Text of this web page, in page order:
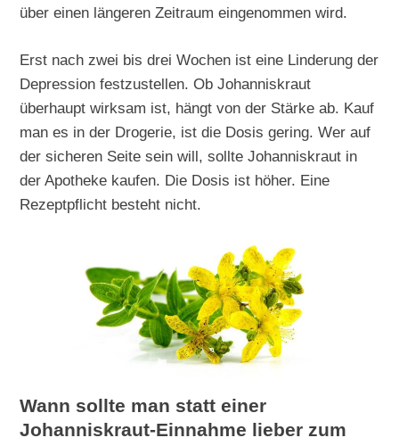
über einen längeren Zeitraum eingenommen wird.
Erst nach zwei bis drei Wochen ist eine Linderung der
Depression festzustellen. Ob Johanniskraut
überhaupt wirksam ist, hängt von der Stärke ab. Kauf
man es in der Drogerie, ist die Dosis gering. Wer auf
der sicheren Seite sein will, sollte Johanniskraut in
der Apotheke kaufen. Die Dosis ist höher. Eine
Rezeptpflicht besteht nicht.
Wann sollte man statt einer
Johanniskraut-Einnahme lieber zum